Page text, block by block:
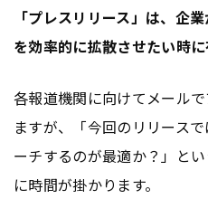
「プレスリリース」は、企
を効率的に拡散させたい時
各報道機関に向けてメール
ますが、「今回のリリース
ーチするのが最適か？」と
に時間が掛かります。